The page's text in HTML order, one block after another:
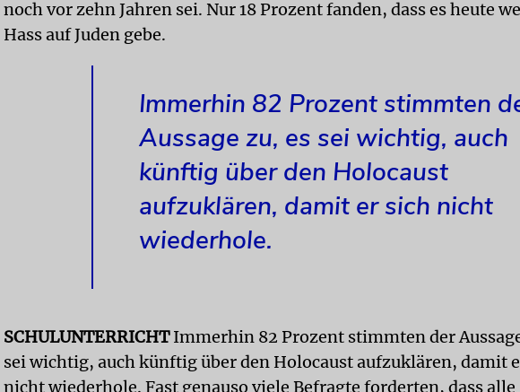
noch vor zehn Jahren sei. Nur 18 Prozent fanden, dass es heute
Hass auf Juden gebe.
Immerhin 82 Prozent stimmten
Aussage zu, es sei wichtig, auch
künftig über den Holocaust
aufzuklären, damit er sich nicht
wiederhole.
SCHULUNTERRICHTImmerhin 82 Prozent stimmten der
sei wichtig, auch künftig über den Holocaust aufzuklären, damit
nicht wiederhole. Fast genauso viele Befragte forderten, dass alle